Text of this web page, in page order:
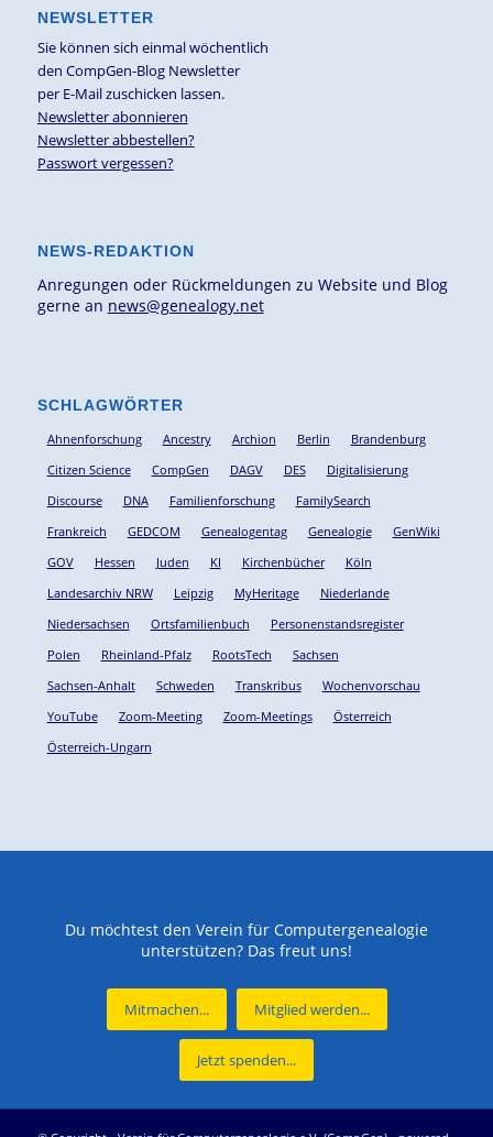
NEWSLETTER
Sie können sich einmal wöchentlich
den CompGen-Blog Newsletter
per E-Mail zuschicken lassen.
Newsletter abonnieren
Newsletter abbestellen?
Passwort vergessen?
NEWS-REDAKTION
Anregungen oder Rückmeldungen zu Website und Blog
gerne an news@genealogy.net
SCHLAGWÖRTER
Ahnenforschung Ancestry Archion Berlin
Brandenburg
Citizen Science
CompGen DAGV DES
Digitalisierung
Discourse
DNA Familienforschung
FamilySearch
Frankreich
GEDCOM Genealogentag Genealogie
GenWiki
GOV
Hessen Juden KI Kirchenbücher
Köln
Landesarchiv NRW
Leipzig MyHeritage
Niederlande
Niedersachsen
Ortsfamilienbuch
Personenstandsregister
Polen
Rheinland-Pfalz RootsTech
Sachsen
Sachsen-Anhalt
Schweden Transkribus
Wochenvorschau
YouTube
Zoom-Meeting Zoom-Meetings
Österreich
Österreich-Ungarn
Du möchtest den Verein für Computergenealogie
unterstützen? Das freut uns!
Mitmachen... Mitglied werden...
Jetzt spenden...